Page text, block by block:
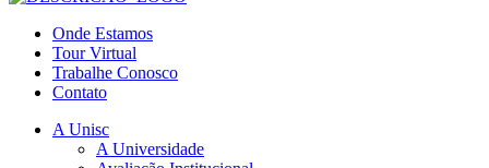
Onde Estamos
Tour Virtual
Trabalhe Conosco
Contato
A Unisc
A Universidade